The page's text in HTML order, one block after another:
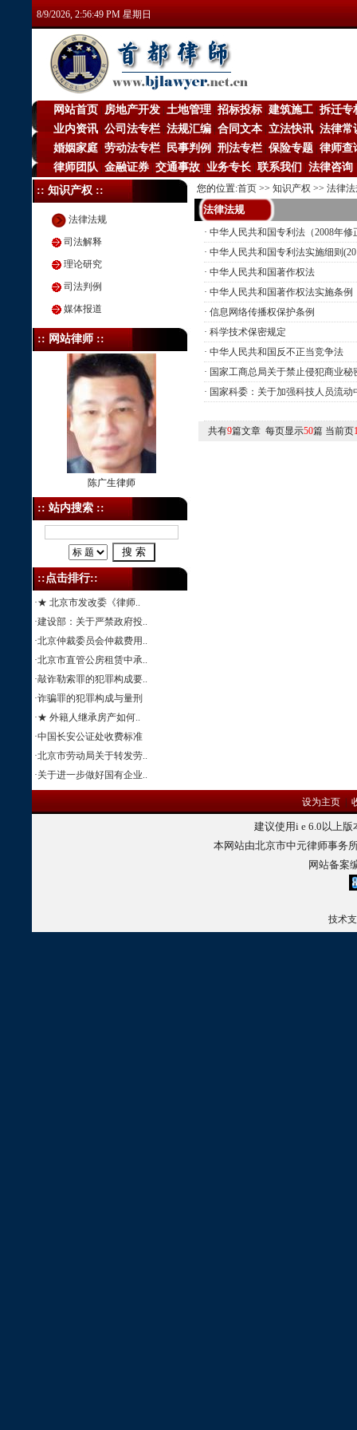
8/9/2026, 2:56:49 PM 星期日
网站首页 房地产开发 土地管理 招标投标 建筑施工 拆迁专
业内资讯 公司法专栏 法规汇编 合同文本 立法快讯 法律常
婚姻家庭 劳动法专栏 民事判例 刑法专栏 保险专题 律师查
律师团队 金融证券 交通事故 业务专长 联系我们
法律咨询
:: 知识产权 ::
法律法规
司法解释
理论研究
司法判例
媒体报道
:: 网站律师 ::
陈广生律师
:: 站内搜索 ::
::点击排行::
·★ 北京市发改委《律师..
·建设部：关于严禁政府投..
·北京仲裁委员会仲裁费用..
·北京市直管公房租赁中承..
·敲诈勒索罪的犯罪构成要..
·诈骗罪的犯罪构成与量刑
·★ 外籍人继承房产如何..
·中国长安公证处收费标准
·北京市劳动局关于转发劳..
·关于进一步做好国有企业..
您的位置:首页 >> 知识产权 >> 法律
法律法规
· 中华人民共和国专利法（2008年修
· 中华人民共和国专利法实施细则
· 中华人民共和国著作权法
· 中华人民共和国著作权法实施条例
· 信息网络传播权保护条例
· 科学技术保密规定
· 中华人民共和国反不正当竞争法
· 国家工商总局关于禁止侵犯商业秘
· 国家科委：关于加强科技人员流
共有9篇文章 每页显示50篇 当前页
设为主页
建议使用i e 6.0 以上版
本网站由北京市中元律师事务
网站备案
技术